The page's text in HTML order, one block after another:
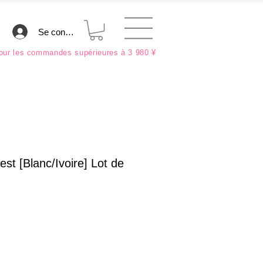
Se connecter
les commandes supérieures à 3 980 ¥
[Blanc/Ivoire] Lot de